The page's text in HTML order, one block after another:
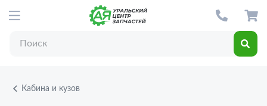
Кабина и кузов